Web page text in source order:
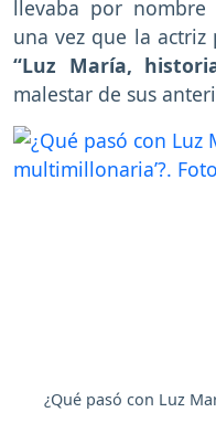
llevaba por nombre
una vez que la
“Luz María,
malestar de sus
¿Qué pasó con Luz